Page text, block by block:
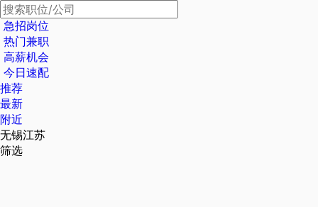
急招岗位
热门兼职
高薪机会
今日速配
推荐
最新
附近
无锡江苏
筛选